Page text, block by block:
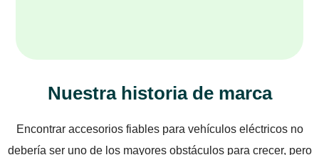
Nuestra historia de marca
Encontrar accesorios fiables para vehículos eléctricos no
debería ser uno de los mayores obstáculos para crecer, pero